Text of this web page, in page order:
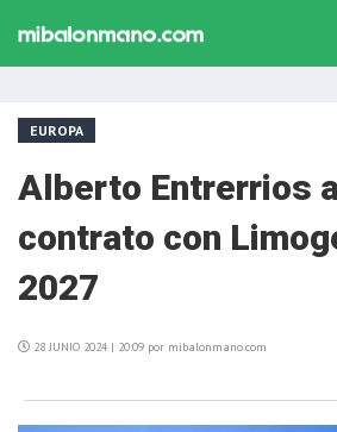
EUROPA
Alberto Entrerrios
contrato con
2027
28 JUNIO 2024 | 20:09 por mibalonmano.com